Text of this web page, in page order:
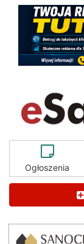
Ogłoszenia